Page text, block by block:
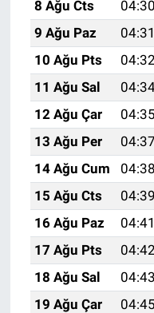
8 Ağu Cts
04:30
9 Ağu Paz
04:31
10 Ağu Pts
04:32
11 Ağu Sal
12 Ağu Çar
04:35
13 Ağu Per
04:37
14 Ağu Cum
04:38
15 Ağu Cts
04:39
16 Ağu Paz
04:41
17 Ağu Pts
04:42
18 Ağu Sal
04:43
19 Ağu Çar
04:45